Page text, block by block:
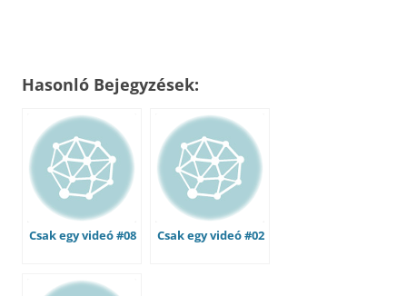
Hasonló Bejegyzések:
Csak egy videó #08 Csak egy videó #02